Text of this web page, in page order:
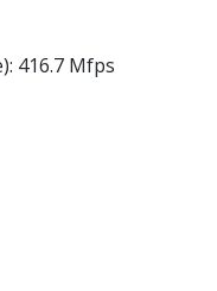
416.7 Mfps